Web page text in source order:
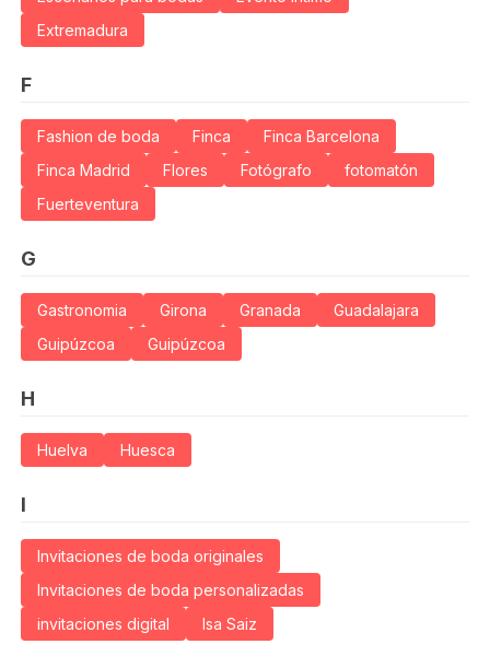
Extremadura
F
Fashion de boda Finca
Finca Barcelona
Finca Madrid
Flores Fotógrafo
fotomatón
Fuerteventura
G
Gastronomia Girona Granada
Guadalajara
Guipúzcoa
Guipúzcoa
H
Huelva Huesca
I
Invitaciones de boda originales
Invitaciones de boda personalizadas
invitaciones digital
Isa Saiz